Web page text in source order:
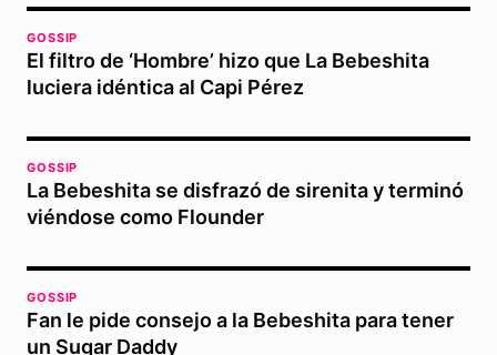
GOSSIP
El filtro de ‘Hombre’ hizo que La Bebeshita
luciera idéntica al Capi Pérez
GOSSIP
La Bebeshita se disfrazó de sirenita y terminó
viéndose como Flounder
GOSSIP
Fan le pide consejo a la Bebeshita para tener
un Sugar Daddy